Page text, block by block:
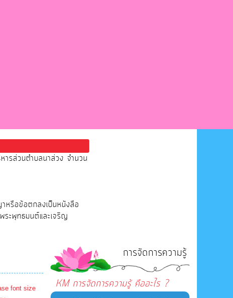
ารส่วนตำบลนาส่วง จำนวน
หรือข้อตกลงเป็นหนังสือ
ะพุทธมนต์และเจริญ
font size
การจัดการความรู้
KM การจัดการความรู้ คืออะไร ?